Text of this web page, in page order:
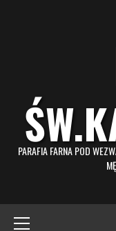
PARAFIA FARNA POD